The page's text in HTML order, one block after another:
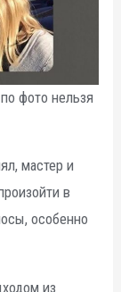
фото нельзя
мастер и
в
особенно
из